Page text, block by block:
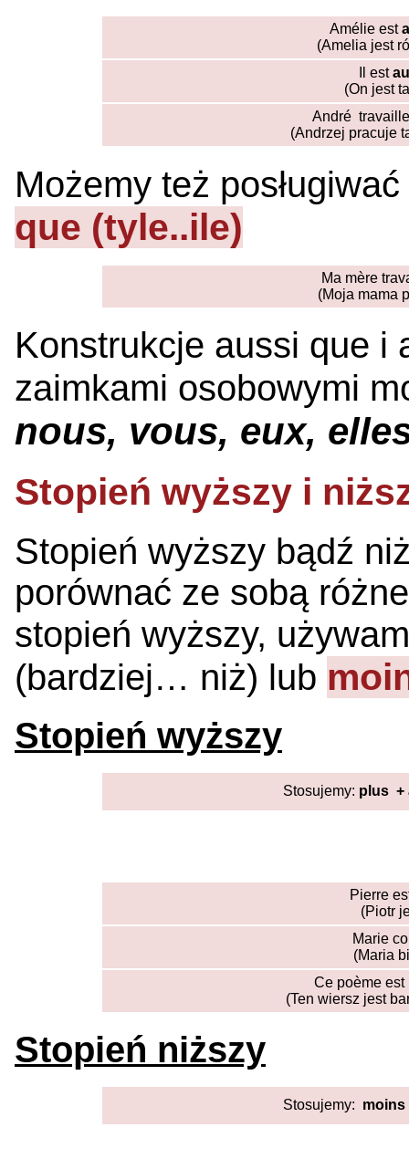
Amélie est
(Amelia jest
Il est
(On jest
André
(Andrzej pracuje
Możemy też
que (tyle..ile)
Ma mère
(Moja mama
Konstrukcje aussi que i
zaimkami osobowymi
nous, vous, eux,
Stopień wyższy i
Stopień wyższy bądź
porównać ze sobą
stopień wyższy,
(bardziej… niż) lub
Stopień wyższy
Stosujemy: plus +
Pierre
(Piotr
Marie
(Maria
Ce poème est
(Ten wiersz jest
Stopień niższy
Stosujemy: moins